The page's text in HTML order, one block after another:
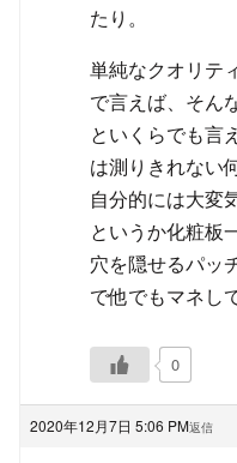
たり。
単純なクオリテ
で言えば、そん
といくらでも言
は測りきれない
自分的には大変
というか化粧板
穴を隠せるパッ
で他でもマネし
0
2020年12月7日 5:06 PM返信